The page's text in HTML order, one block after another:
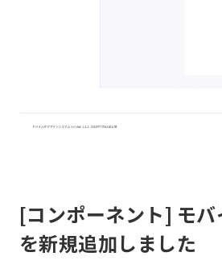
[コンポーネント] モ
を新規追加しました